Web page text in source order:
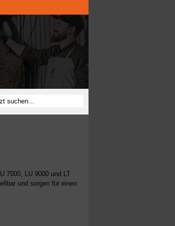
7000, LU 9000 und LT
und sorgen für einen